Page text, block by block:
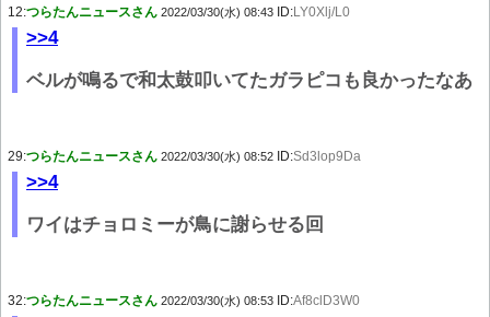
12:つらたんニュースさん 2022/03/30(水) 08:43 ID:LY0Xlj/L0
>>4
ベルが鳴るで和太鼓叩いてたガラピコも良かったなあ
29:つらたんニュースさん 2022/03/30(水) 08:52 ID:Sd3lop9Da
>>4
ワイはチョロミーが鳥に謝らせる回
32:つらたんニュースさん 2022/03/30(水) 08:53 ID:Af8clD3W0